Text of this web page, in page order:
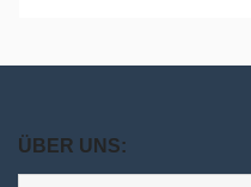
ÜBER UNS: